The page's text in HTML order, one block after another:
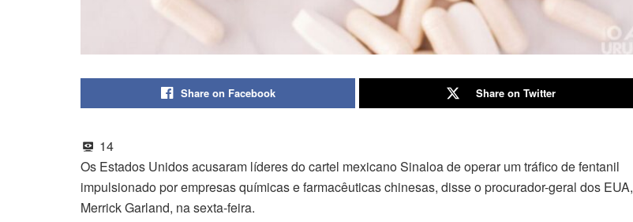
Share on Facebook Share on Twitter
14
Os Estados Unidos acusaram líderes do cartel mexicano Sinaloa de operar um tráfico de fentanil
impulsionado por empresas químicas e farmacêuticas chinesas, disse o procurador-geral dos EUA,
Merrick Garland, na sexta-feira.